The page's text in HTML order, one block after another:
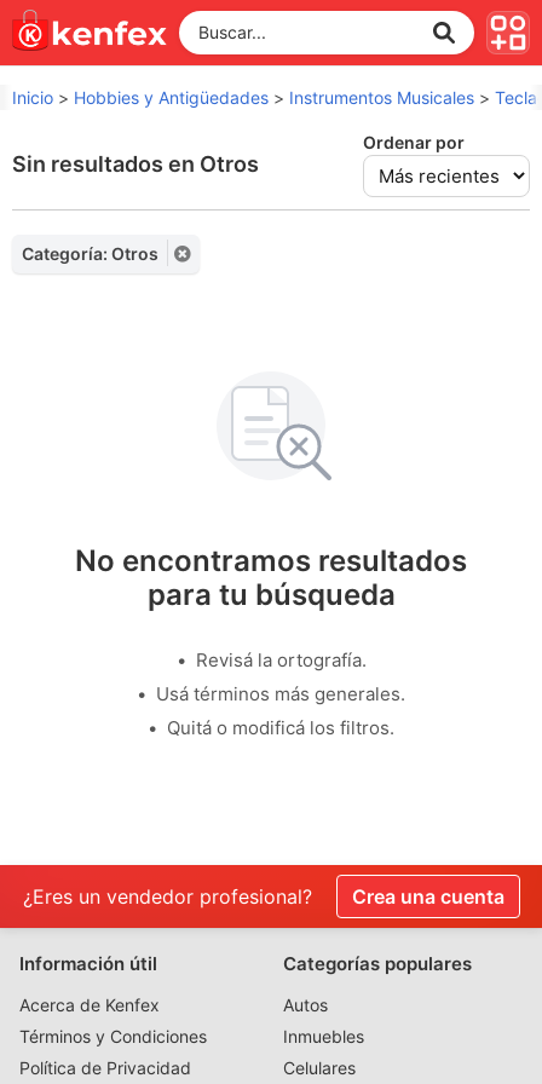
Inicio > Hobbies y Antigüedades > Instrumentos Musicales >
Sin resultados en Otros
Ordenar por
Categoría: Otros
No encontramos resultados
para tu búsqueda
Revisá la ortografía.
Usá términos más generales.
Quitá o modificá los filtros.
¿Eres un vendedor profesional? Crea una cuenta
Información útil
Acerca de Kenfex
Términos y Condiciones
Política de Privacidad
Categorías populares
Autos
Inmuebles
Celulares